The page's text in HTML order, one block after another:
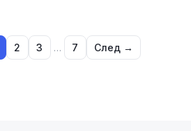
2 3 … 7 След →